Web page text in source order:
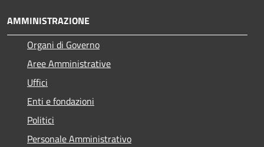
AMMINISTRAZIONE
Organi di Governo
Aree Amministrative
Uffici
Enti e fondazioni
Politici
Personale Amministrativo